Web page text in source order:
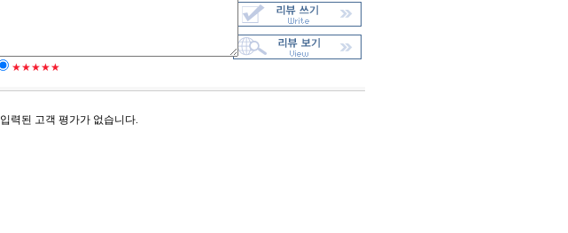
★★★★★
입력된 고객 평가가 없습니다.